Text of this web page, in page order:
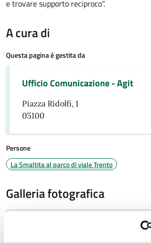
e trovare supporto reciproco”.
A cura di
Questa pagina è gestita da
Ufficio Comunicazione - Agit
Piazza Ridolfi, 1
05100
Persone
La Smaltita al parco di viale Trento
Galleria fotografica